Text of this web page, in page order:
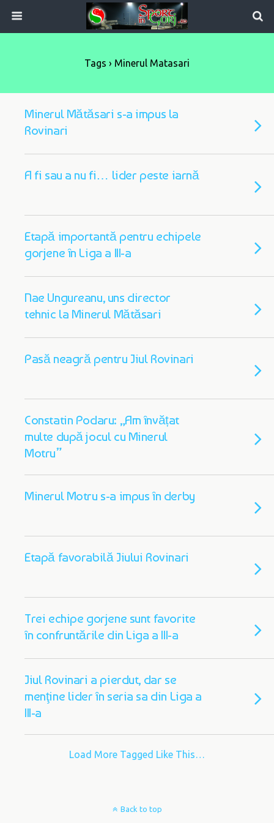
Tags › Minerul Matasari
Minerul Mătăsari s-a impus la
Rovinari
A fi sau a nu fi… lider peste iarnă
Etapă importantă pentru echipele
gorjene în Liga a III-a
Nae Ungureanu, uns director
tehnic la Minerul Mătăsari
Pasă neagră pentru Jiul Rovinari
Constatin Podaru: „Am învățat
multe după jocul cu Minerul
Motru”
Minerul Motru s-a impus în derby
Etapă favorabilă Jiului Rovinari
Trei echipe gorjene sunt favorite
în confruntările din Liga a III-a
Jiul Rovinari a pierdut, dar se
menţine lider în seria sa din Liga a
III-a
Load More Tagged Like This…
Back to top